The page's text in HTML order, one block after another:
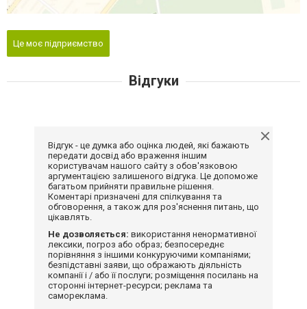
Це моє підприємство
Відгуки
Відгук - це думка або оцінка людей, які бажають
передати досвід або враження іншим
користувачам нашого сайту з обов'язковою
аргументацією залишеного відгука. Це допоможе
багатьом прийняти правильне рішення.
Коментарі призначені для спілкування та
обговорення, а також для роз'яснення питань, що
цікавлять.
Не дозволяється: використання ненормативної
лексики, погроз або образ; безпосереднє
порівняння з іншими конкуруючими компаніями;
безпідставні заяви, що ображають діяльність
компанії і / або її послуги; розміщення посилань на
сторонні інтернет-ресурси; реклама та
самореклама.